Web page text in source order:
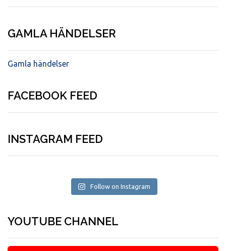
GAMLA HÄNDELSER
Gamla händelser
FACEBOOK FEED
INSTAGRAM FEED
Follow on Instagram
YOUTUBE CHANNEL